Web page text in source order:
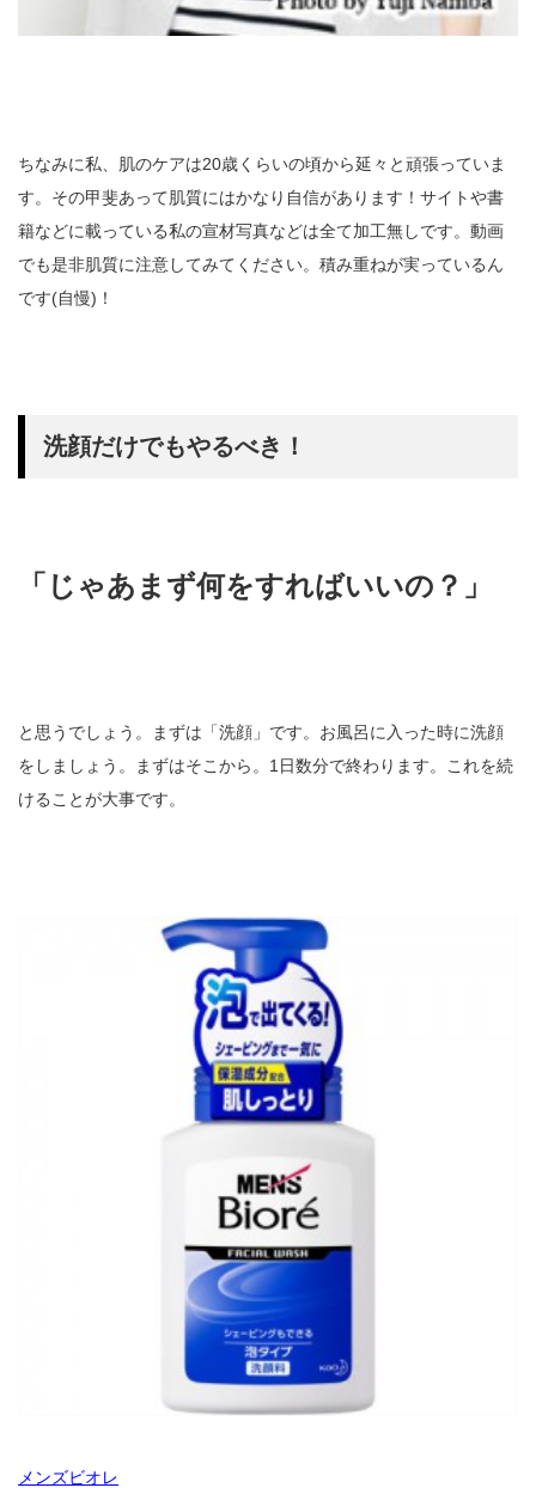
ちなみに私、肌のケアは20歳くらいの頃から延々と頑張っていま
す。その甲斐あって肌質にはかなり自信があります！サイトや書
籍などに載っている私の宣材写真などは全て加工無しです。動画
でも是非肌質に注意してみてください。積み重ねが実っているん
です(自慢)！
洗顔だけでもやるべき！
「じゃあまず何をすればいいの？」
と思うでしょう。まずは「洗顔」です。お風呂に入った時に洗顔
をしましょう。まずはそこから。1日数分で終わります。これを続
けることが大事です。
メンズビオレ